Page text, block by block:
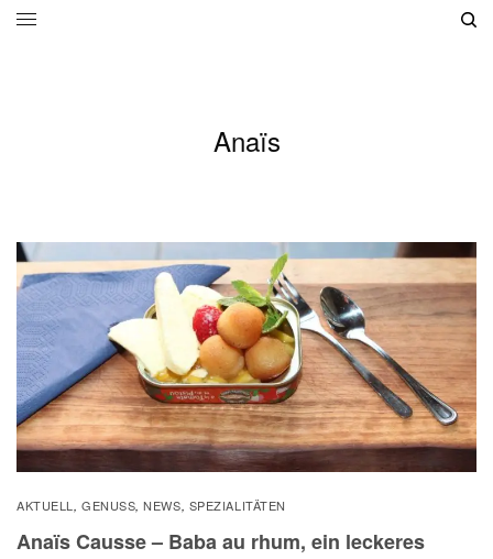
Anaïs
AKTUELL , GENUSS,NEWS, SPEZIALITÄTEN
Anaïs Causse – Baba au rhum, ein leckeres